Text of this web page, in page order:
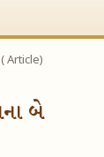
Article)
બે